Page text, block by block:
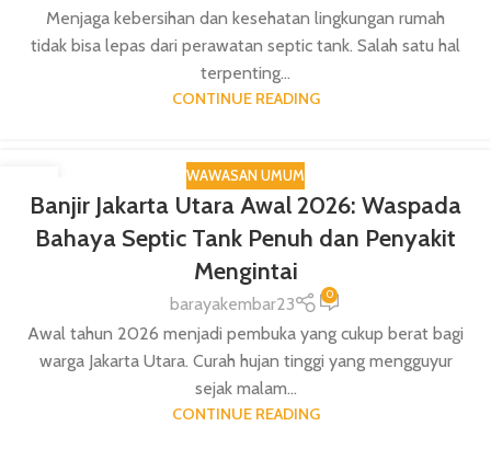
Menjaga kebersihan dan kesehatan lingkungan rumah
tidak bisa lepas dari perawatan septic tank. Salah satu hal
terpenting...
CONTINUE READING
JAN
WAWASAN UMUM
Banjir Jakarta Utara Awal 2026: Waspada
Bahaya Septic Tank Penuh dan Penyakit
Mengintai
barayakembar23 0
Awal tahun 2026 menjadi pembuka yang cukup berat bagi
warga Jakarta Utara. Curah hujan tinggi yang mengguyur
sejak malam...
CONTINUE READING